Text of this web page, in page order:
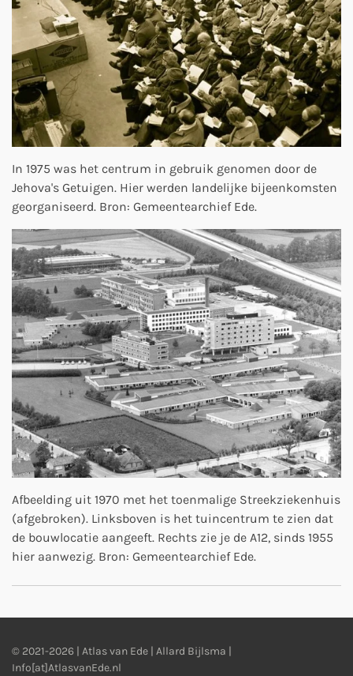
In 1975 was het centrum in gebruik genomen door de
Jehova's Getuigen. Hier werden landelijke bijeenkomsten
georganiseerd. Bron: Gemeentearchief Ede.
Afbeelding uit 1970 met het toenmalige Streekziekenhuis
(afgebroken). Linksboven is het tuincentrum te zien dat
de bouwlocatie aangeeft. Rechts zie je de A12, sinds 1955
hier aanwezig. Bron: Gemeentearchief Ede.
© 2021-2026 | Atlas van Ede | Allard Bijlsma |
Info[at]AtlasvanEde.nl